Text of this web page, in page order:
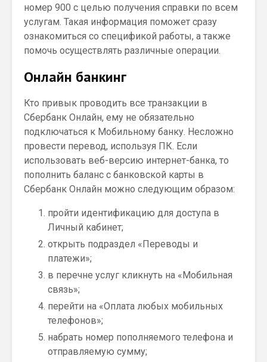
номер 900 с целью получения справки по всем
услугам. Такая информация поможет сразу
ознакомиться со спецификой работы, а также
помочь осуществлять различные операции.
Онлайн банкинг
Кто привык проводить все транзакции в
Сбербанк Онлайн, ему не обязательно
подключаться к Мобильному банку. Несложно
провести перевод, используя ПК. Если
использовать веб-версию интернет-банка, то
пополнить баланс с банковской карты в
Сбербанк Онлайн можно следующим образом:
пройти идентификацию для доступа в
Личный кабинет;
открыть подраздел «Переводы и
платежи»;
в перечне услуг кликнуть на «Мобильная
связь»;
перейти на «Оплата любых мобильных
телефонов»;
набрать номер пополняемого телефона и
отправляемую сумму;